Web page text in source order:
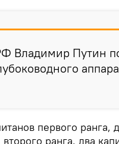
Владимир Путин
первого ранга,
ранга, два